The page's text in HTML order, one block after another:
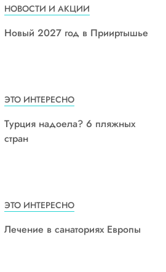
НОВОСТИ И АКЦИИ
Новый 2027 год в Прииртышье
ЭТО ИНТЕРЕСНО
Турция надоела? 6 пляжных
стран
ЭТО ИНТЕРЕСНО
Лечение в санаториях Европы